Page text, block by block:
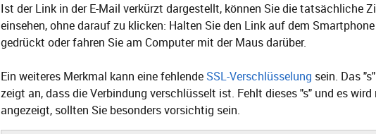
Ist der Link in der E-Mail verkürzt dargestellt, können Sie die tatsächliche
einsehen, ohne darauf zu klicken: Halten Sie den Link auf dem
gedrückt oder fahren Sie am Computer mit der Maus darüber.
Ein weiteres Merkmal kann eine fehlende SSL-Verschlüsselung sein. Das
zeigt an, dass die Verbindung verschlüsselt ist. Fehlt dieses "s" und es
angezeigt, sollten Sie besonders vorsichtig sein.